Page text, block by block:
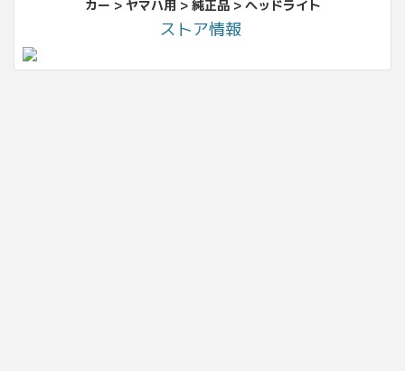
カー > ヤマハ用 > 純正品 > ヘッドライト
ストア情報